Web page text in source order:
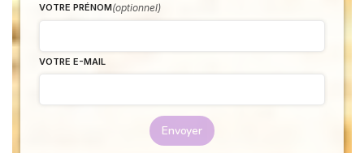
VOTRE PRÉNOM(optionnel)
VOTRE E-MAIL
Envoyer